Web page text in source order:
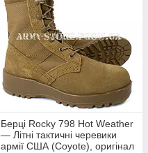
Берці Rocky 798 Hot Weather
— Літні тактичні черевики
армії США (Coyote), оригінал